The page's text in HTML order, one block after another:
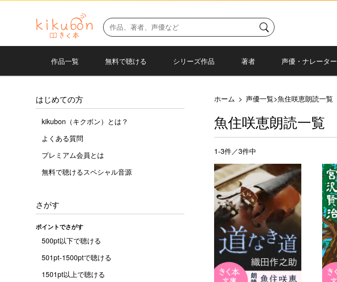
作品一覧 無料で聴ける シリーズ作品 著者 声優・ナレーター
はじめての方
kikubon（キクボン）とは？
よくある質問
プレミアム会員とは
無料で聴けるスペシャル音源
さがす
ポイントでさがす
500pt以下で聴ける
501pt-1500ptで聴ける
1501pt以上で聴ける
ホーム > 声優一覧>魚住咲恵朗読一覧
魚住咲恵朗読一覧
1-3件／3件中